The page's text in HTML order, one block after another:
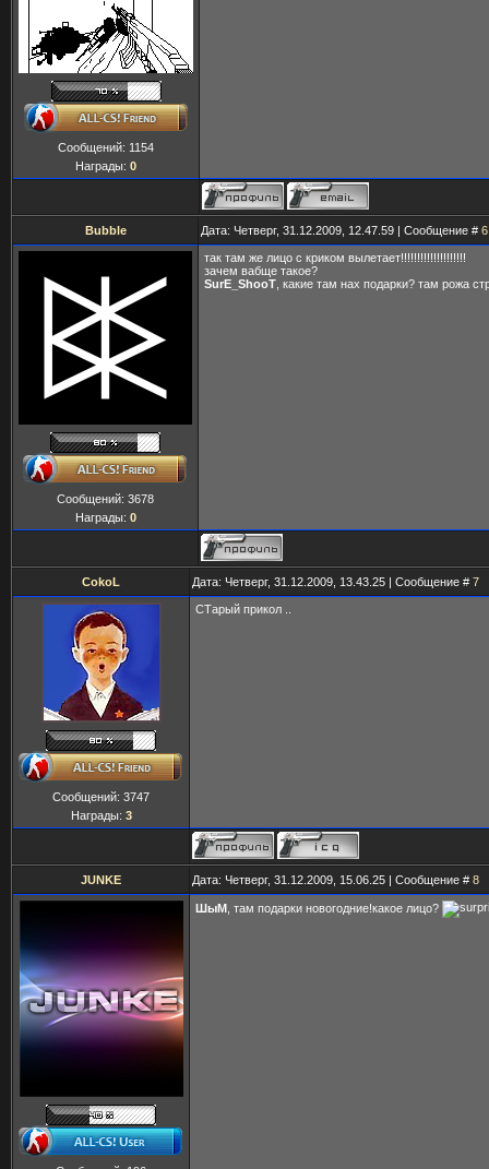
Сообщений: 1154
Награды: 0
Bubble Дата: Четверг, 31.12.2009, 12.47.59 | Сообщение # 6
Сообщений: 3678
Награды: 0
так там же лицо с криком вылетает!!!!!!!!!!!!!!!!!!!!
зачем вабще такое?
SurE_ShooT , какие там нах подарки? там рожа
CokoL Дата: Четверг, 31.12.2009, 13.43.25 | Сообщение # 7
Сообщений: 3747
Награды: 3
СТарый прикол ..
JUNKE Дата: Четверг, 31.12.2009, 15.06.25 | Сообщение # 8
ШыМ , там подарки новогодние!какое лицо?